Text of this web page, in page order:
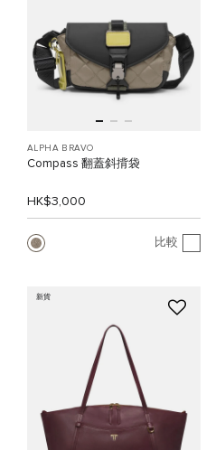
ALPHA BRAVO
Compass 翻蓋斜揹袋
HK$3,000
比較
新貨